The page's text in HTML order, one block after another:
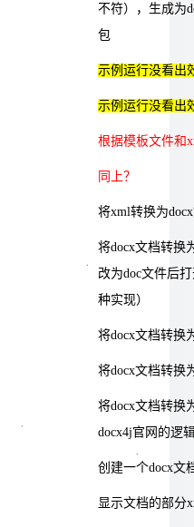
不符），生成为
包
示例运行没看出
示例运行没看出
根据模板文件和
同上？
将xml转换为
将docx文档转换
改为doc文件后
种实现）
将docx文档转换
将docx文档转换
将docx文档转换
docx4j官网的逻
创建一个docx文
显示文档的部分